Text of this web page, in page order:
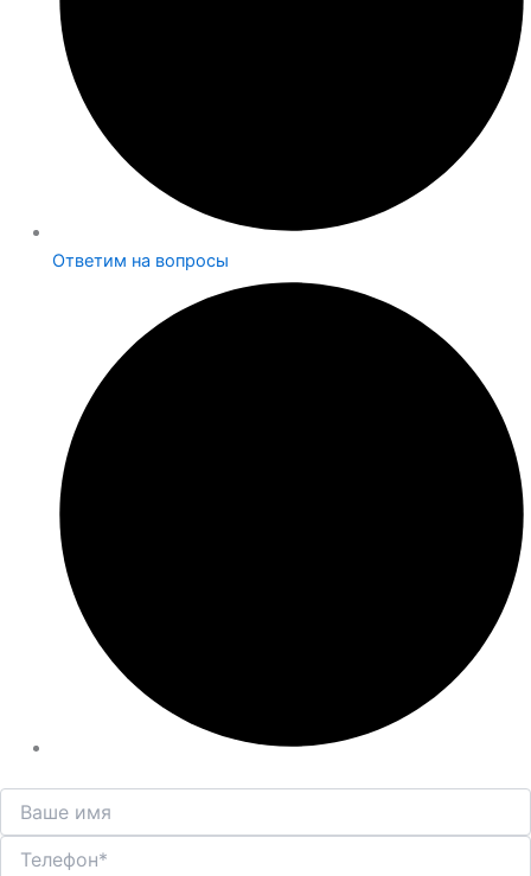
Ответим на вопросы